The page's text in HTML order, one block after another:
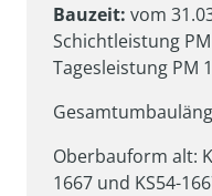
Bauzeit: vom
Schichtleistung
Tagesleistung PM
Oberbauform alt:
1667 und KS54-